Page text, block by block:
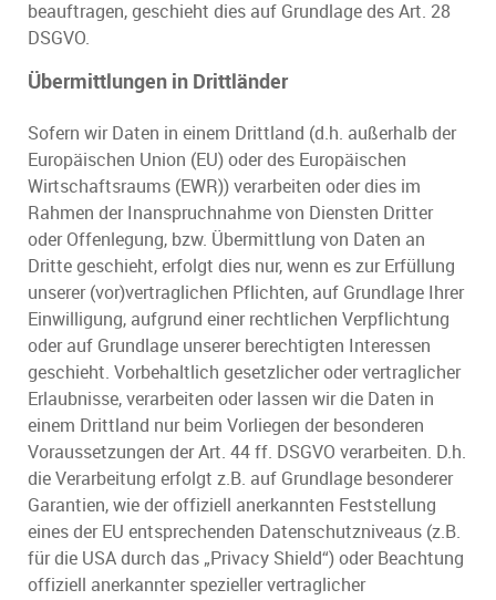
beauftragen, geschieht dies auf Grundlage des Art. 28
DSGVO.
Übermittlungen in Drittländer
Sofern wir Daten in einem Drittland (d.h. außerhalb der
Europäischen Union (EU) oder des Europäischen
Wirtschaftsraums (EWR)) verarbeiten oder dies im
Rahmen der Inanspruchnahme von Diensten Dritter
oder Offenlegung, bzw. Übermittlung von Daten an
Dritte geschieht, erfolgt dies nur, wenn es zur Erfüllung
unserer (vor)vertraglichen Pflichten, auf Grundlage Ihrer
Einwilligung, aufgrund einer rechtlichen Verpflichtung
oder auf Grundlage unserer berechtigten Interessen
geschieht. Vorbehaltlich gesetzlicher oder vertraglicher
Erlaubnisse, verarbeiten oder lassen wir die Daten in
einem Drittland nur beim Vorliegen der besonderen
Voraussetzungen der Art. 44 ff. DSGVO verarbeiten. D.h.
die Verarbeitung erfolgt z.B. auf Grundlage besonderer
Garantien, wie der offiziell anerkannten Feststellung
eines der EU entsprechenden Datenschutzniveaus (z.B.
für die USA durch das „Privacy Shield“) oder Beachtung
offiziell anerkannter spezieller vertraglicher